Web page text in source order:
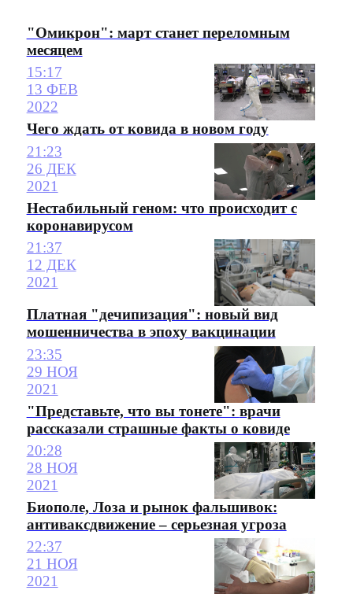
"Омикрон": март станет переломным
месяцем
15:17
13 ФЕВ
2022
Чего ждать от ковида в новом году
21:23
26 ДЕК
2021
Нестабильный геном: что происходит с
коронавирусом
21:37
12 ДЕК
2021
Платная "дечипизация": новый вид
мошенничества в эпоху вакцинации
23:35
29 НОЯ
2021
"Представьте, что вы тонете": врачи
рассказали страшные факты о ковиде
20:28
28 НОЯ
2021
Биополе, Лоза и рынок фальшивок:
антиваксдвижение – серьезная угроза
22:37
21 НОЯ
2021